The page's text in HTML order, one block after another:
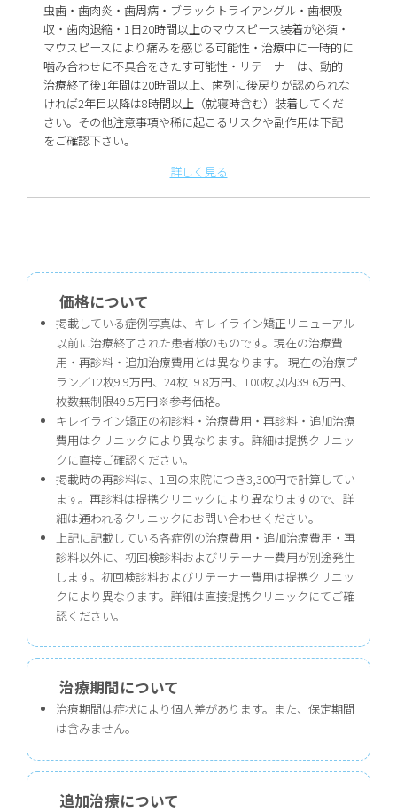
虫歯・歯肉炎・歯周病・ブラックトライアングル・歯根吸
収・歯肉退縮・1日20時間以上のマウスピース装着が必須・
マウスピースにより痛みを感じる可能性・治療中に一時的に
噛み合わせに不具合をきたす可能性・リテーナーは、動的
治療終了後1年間は20時間以上、歯列に後戻りが認められな
ければ2年目以降は8時間以上（就寝時含む）装着してくだ
さい。その他注意事項や稀に起こるリスクや副作用は下記
をご確認下さい。
詳しく見る
価格について
掲載している症例写真は、キレイライン矯正リニューアル
以前に治療終了された患者様のものです。現在の治療費
用・再診料・追加治療費用とは異なります。 現在の治療プ
ラン／12枚9.9万円、24枚19.8万円、100枚以内39.6万円、
枚数無制限49.5万円※参考価格。
キレイライン矯正の初診料・治療費用・再診料・追加治療
費用はクリニックにより異なります。詳細は提携クリニッ
クに直接ご確認ください。
掲載時の再診料は、1回の来院につき3,300円で計算してい
ます。再診料は提携クリニックにより異なりますので、詳
細は通われるクリニックにお問い合わせください。
上記に記載している各症例の治療費用・追加治療費用・再
診料以外に、初回検診料およびリテーナー費用が別途発生
します。初回検診料およびリテーナー費用は提携クリニッ
クにより異なります。詳細は直接提携クリニックにてご確
認ください。
治療期間について
治療期間は症状により個人差があります。また、保定期間
は含みません。
追加治療について